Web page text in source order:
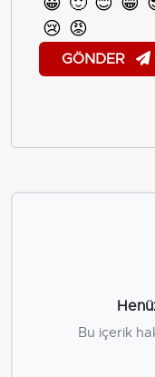
😢 😡
GÖNDER
Bu içerik